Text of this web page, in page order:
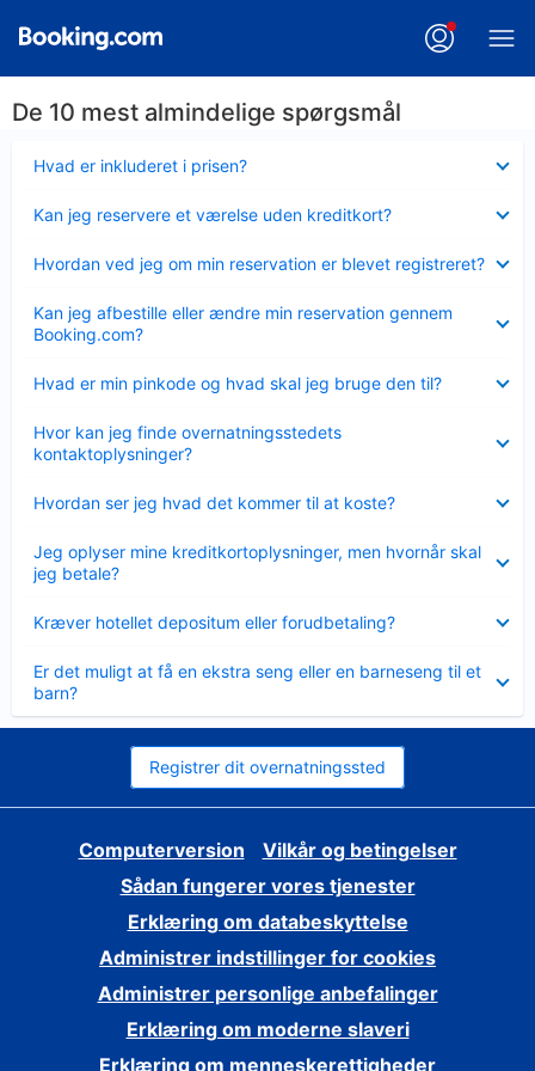
De 10 mest almindelige spørgsmål
Hvad er inkluderet i prisen?
Kan jeg reservere et værelse uden kreditkort?
Hvordan ved jeg om min reservation er blevet registreret?
Kan jeg afbestille eller ændre min reservation gennem
Booking.com?
Hvad er min pinkode og hvad skal jeg bruge den til?
Hvor kan jeg finde overnatningsstedets
kontaktoplysninger?
Hvordan ser jeg hvad det kommer til at koste?
Jeg oplyser mine kreditkortoplysninger, men hvornår skal
jeg betale?
Kræver hotellet depositum eller forudbetaling?
Er det muligt at få en ekstra seng eller en barneseng til et
barn?
Registrer dit overnatningssted
Computerversion
Vilkår og betingelser
Sådan fungerer vores tjenester
Erklæring om databeskyttelse
Administrer indstillinger for cookies
Administrer personlige anbefalinger
Erklæring om moderne slaveri
Erklæring om menneskerettigheder